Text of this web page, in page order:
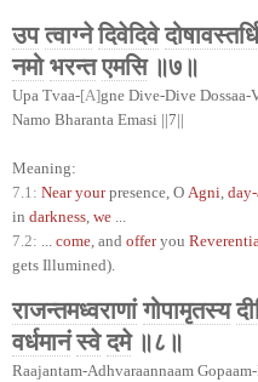
उप त्वाग्ने दिवेदिवे
नमो भरन्त एमसि॥७॥
Upa Tvaa-[A]gne Dive-Dive Dossaa-
Namo Bharanta Emasi ||7||
Meaning:
7.1: Near your presence, O Agni
in darkness we
7.2:
come , and offer you
gets Illumined).
राजन्तमध्वराणां गोपामृतस्य
वर्धमानं स्वे दमे॥८॥
Raajantam-Adhvaraannaam